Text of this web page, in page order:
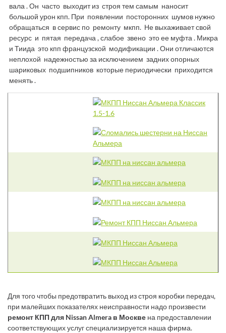
вала . Он часто выходит из строя тем самым наносит
большой урон кпп. При появлении посторонних шумов нужно
обращаться в сервис по ремонту мкпп. Не выхаживает свой
ресурс и пятая передача , слабое звено это ее муфта . Микра
и Тиида это кпп французской модификации . Они отличаются
неплохой надежностью за исключением задних опорных
шариковых подшипников которые периодически приходится
менять .
Для того чтобы предотвратить выход из строя коробки передач,
при малейших показателях неисправности надо произвести
ремонт КПП для Nissan Almera в Москве на предоставлении
соответствующих услуг специализируется наша фирма.